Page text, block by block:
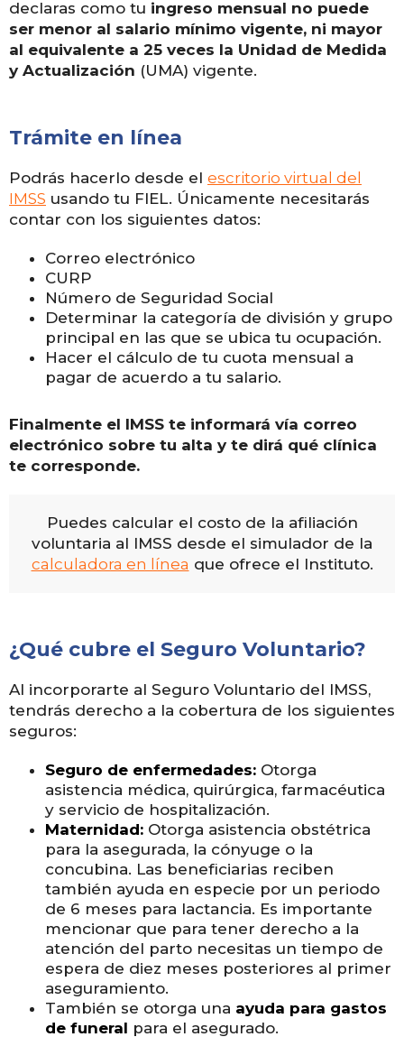
declaras como tu ingreso mensual no puede
ser menor al salario mínimo vigente, ni mayor
al equivalente a 25 veces la Unidad de Medida
y Actualización (UMA) vigente.
Trámite en línea
Podrás hacerlo desde el escritorio virtual del
IMSS usando tu FIEL. Únicamente necesitarás
contar con los siguientes datos:
Correo electrónico
CURP
Número de Seguridad Social
Determinar la categoría de división y grupo
principal en las que se ubica tu ocupación.
Hacer el cálculo de tu cuota mensual a
pagar de acuerdo a tu salario.
Finalmente el IMSS te informará vía correo
electrónico sobre tu alta y te dirá qué clínica
te corresponde.
Puedes calcular el costo de la afiliación
voluntaria al IMSS desde el simulador de la
calculadora en línea que ofrece el Instituto.
¿Qué cubre el Seguro Voluntario?
Al incorporarte al Seguro Voluntario del IMSS,
tendrás derecho a la cobertura de los siguientes
seguros:
Seguro de enfermedades: Otorga
asistencia médica, quirúrgica, farmacéutica
y servicio de hospitalización.
Maternidad: Otorga asistencia obstétrica
para la asegurada, la cónyuge o la
concubina. Las beneficiarias reciben
también ayuda en especie por un periodo
de 6 meses para lactancia. Es importante
mencionar que para tener derecho a la
atención del parto necesitas un tiempo de
espera de diez meses posteriores al primer
aseguramiento.
También se otorga una ayuda para gastos
de funeral para el asegurado.